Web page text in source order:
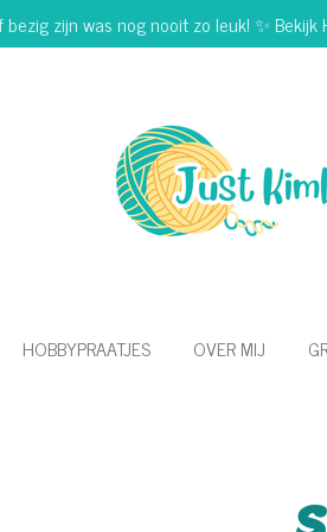
bezig zijn was nog nooit zo leuk! ✨
HOBBYPRAATJES OVER MIJ